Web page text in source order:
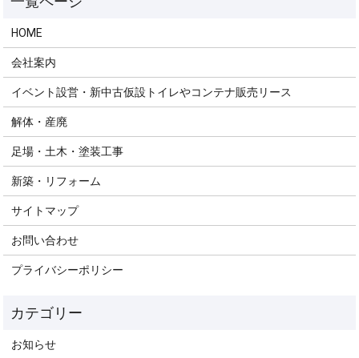
HOME
会社案内
イベント設営・新中古仮設トイレやコンテナ販売リース
解体・産廃
足場・土木・塗装工事
新築・リフォーム
サイトマップ
お問い合わせ
プライバシーポリシー
お知らせ